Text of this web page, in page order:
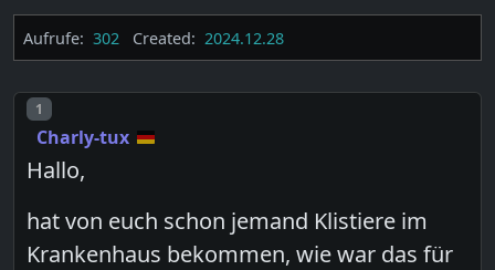
Aufrufe: 302 Created: 2024.12.28
Post number
1
Charly-tux
Hallo,
hat von euch schon jemand Klistiere im
Krankenhaus bekommen, wie war das für